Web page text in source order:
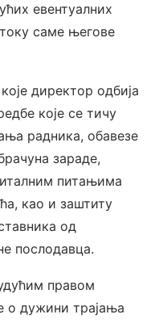
евентуалних
саме његове
директор одбија
које се тичу
радника, обавезе
зараде,
питањима
као и заштиту
од
послодавца.
правом
о дужини трајања